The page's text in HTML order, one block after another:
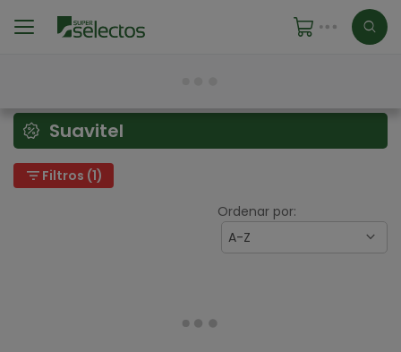
Suavitel
filter_list Filtros (1)
Ordenar por:
A-Z